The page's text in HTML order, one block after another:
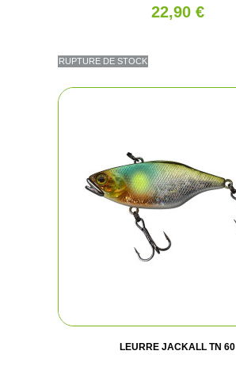
22,90 €
RUPTURE DE STOCK
LEURRE JACKALL TN 60